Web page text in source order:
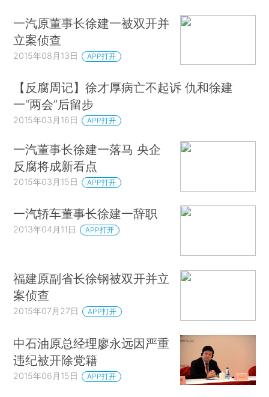
一汽原董事长徐建一被双开并
立案侦查
2015年08月13日 APP打开
【反腐周记】徐才厚病亡不起诉 仇和徐建
一“两会”后留步
2015年03月16日 APP打开
一汽董事长徐建一落马 央企
反腐将成新看点
2015年03月15日 APP打开
一汽轿车董事长徐建一辞职
2013年04月11日 APP打开
福建原副省长徐钢被双开并立
案侦查
2015年07月27日 APP打开
中石油原总经理廖永远因严重
违纪被开除党籍
2015年06月15日 APP打开